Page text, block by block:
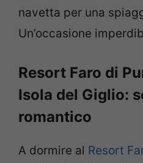
navetta per una
Un’occasione
Resort Faro di
Isola del Giglio:
romantico
A dormire al Resort